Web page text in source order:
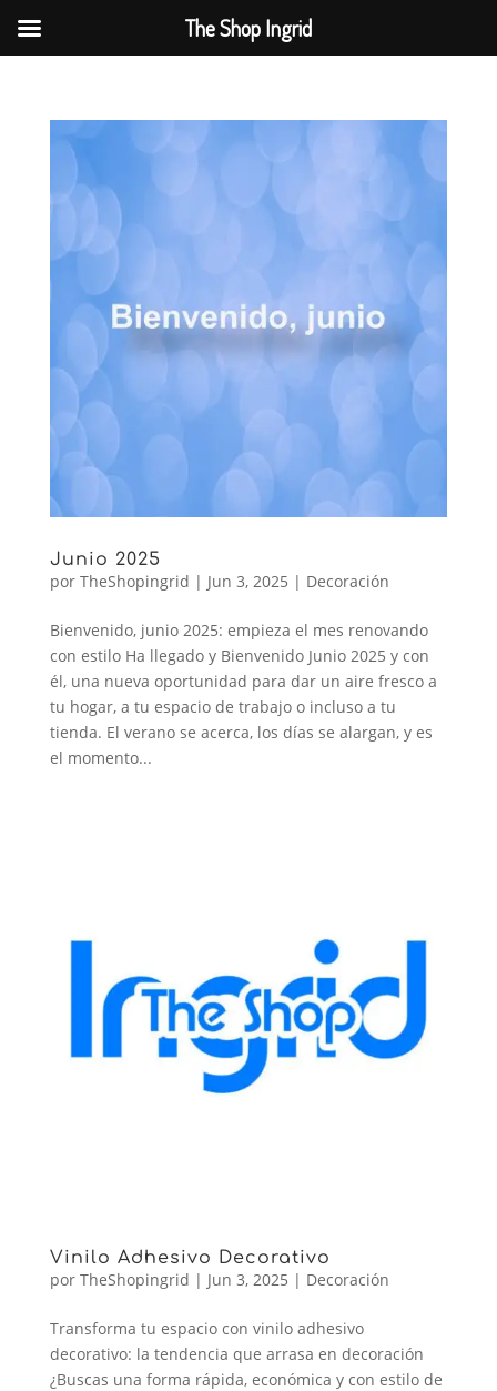
Junio 2025
por TheShopingrid | Jun 3, 2025 | Decoración
Bienvenido, junio 2025: empieza el mes renovando
con estilo Ha llegado y Bienvenido Junio 2025 y con
él, una nueva oportunidad para dar un aire fresco a
tu hogar, a tu espacio de trabajo o incluso a tu
tienda. El verano se acerca, los días se alargan, y es
el momento...
Vinilo Adhesivo Decorativo
por TheShopingrid | Jun 3, 2025 | Decoración
Transforma tu espacio con vinilo adhesivo
decorativo: la tendencia que arrasa en decoración
¿Buscas una forma rápida, económica y con estilo de
The Shop Ingrid